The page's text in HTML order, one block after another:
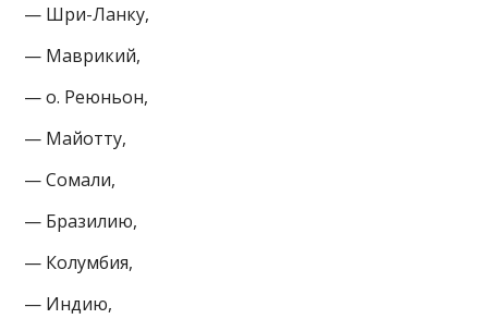
— Шри-Ланку,
— Маврикий,
— о. Реюньон,
— Майотту,
— Сомали,
— Бразилию,
— Колумбия,
— Индию,